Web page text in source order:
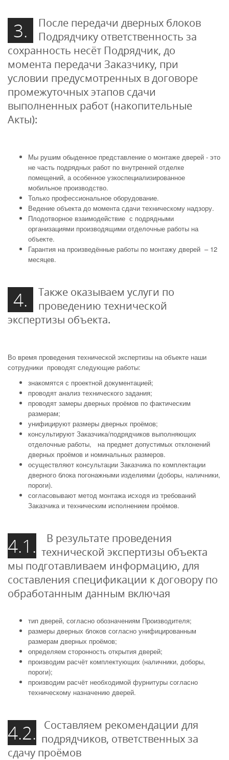
3.
После передачи дверных блоков
Подрядчику ответственность за
сохранность несёт Подрядчик, до
момента передачи Заказчику, при
условии предусмотренных в договоре
промежуточных этапов сдачи
выполненных работ (накопительные
Акты):
Мы рушим обыденное представление о монтаже дверей - это
не часть подрядных работ по внутренней отделке
помещений, а особенное узкоспециализированное
мобильное производство.
Только профессиональное оборудование.
Ведение объекта до момента сдачи техническому надзору.
Плодотворное взаимодействие с подрядными
организациями производящими отделочные работы на
объекте.
Гарантия на произведённые работы по монтажу дверей – 12
месяцев.
4.
Также оказываем услуги по
проведению технической
экспертизы объекта.
Во время проведения технической экспертизы на объекте наши
сотрудники проводят следующие работы:
знакомятся с проектной документацией;
проводят анализ технического задания;
проводят замеры дверных проёмов по фактическим
размерам;
унифицируют размеры дверных проёмов;
консультируют Заказчика/подрядчиков выполняющих
отделочные работы, на предмет допустимых отклонений
дверных проёмов и номинальных размеров.
осуществляют консультации Заказчика по комплектации
дверного блока погонажными изделиями (доборы, наличники,
пороги).
согласовывают метод монтажа исходя из требований
Заказчика и техническим исполнением проёмов.
4.1.
В результате проведения
технической экспертизы объекта
мы подготавливаем информацию, для
составления спецификации к договору по
обработанным данным включая
тип дверей, согласно обозначениям Производителя;
размеры дверных блоков согласно унифицированным
размерам дверных проёмов;
определяем сторонность открытия дверей;
производим расчёт комплектующих (наличники, доборы,
пороги);
производим расчёт необходимой фурнитуры согласно
техническому назначению дверей.
4.2.
Составляем рекомендации для
подрядчиков, ответственных за
сдачу проёмов